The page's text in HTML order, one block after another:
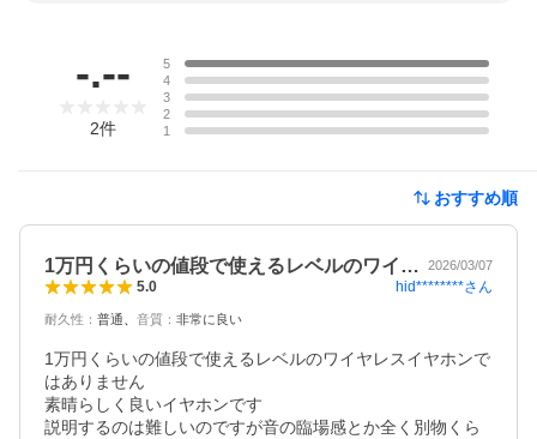
-.--
2件
5
4
3
2
1
おすすめ順
1万円くらいの値段で使えるレベルのワイ… 2026/03/07
5.0 hid********さん
耐久性 ： 普通 音質 ： 非常に良い
1万円くらいの値段で使えるレベルのワイヤレスイヤホンで
はありません
素晴らしく良いイヤホンです
説明するのは難しいのですが音の臨場感とか全く別物くら